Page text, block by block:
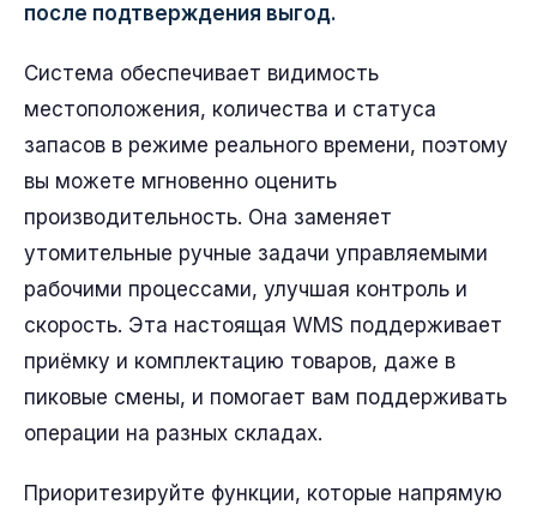
после подтверждения выгод.
Система обеспечивает видимость
местоположения, количества и статуса
запасов в режиме реального времени, поэтому
вы можете мгновенно оценить
производительность. Она заменяет
утомительные ручные задачи управляемыми
рабочими процессами, улучшая контроль и
скорость. Эта настоящая WMS поддерживает
приёмку и комплектацию товаров, даже в
пиковые смены, и помогает вам поддерживать
операции на разных складах.
Приоритезируйте функции, которые напрямую